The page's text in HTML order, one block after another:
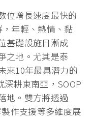
位增長速度最快的
年輕、熱情、黏
基礎設施日漸成
之地。尤其是泰
來10年最具潛力的
耕東南亞，SOOP
地。雙方將透過
作支援等多維度展